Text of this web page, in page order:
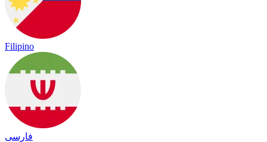
Filipino
فارسی